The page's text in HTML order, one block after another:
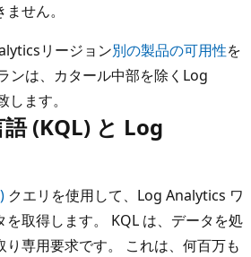
せん。
リージョン別の製品の可用性を
ンは、カタール中部を除くLog
ます。
(KQL) と Log
クエリを使用して、Log Analytics ワ
を取得します。 KQL は、データを処
専用要求です。 これは、何百万も